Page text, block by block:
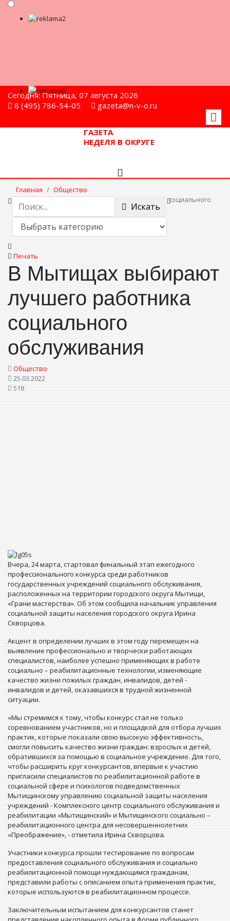
Сегодня: Пятница, 07 августа 2026
8 (495) 786-54-05
gazeta@n-v-o.ru
ГАЗЕТА
НЕДЕЛЯ В ОКРУГЕ
Главная
Общество
В Мытищах выбирают лучшего работника социального
обслуживания
Искать
Печать
В Мытищах выбирают
лучшего работника
социального
обслуживания
Общество
25.03.2022
518
Вчера, 24 марта, стартовал финальный этап ежегодного
профессионального конкурса среди работников
государственных учреждений социального обслуживания,
расположенных на территории городского округа Мытищи,
«Грани мастерства». Об этом сообщила начальник управления
социальной защиты населения городского округа Ирина
Скворцова.
Акцент в определении лучших в этом году перемещен на
выявление профессионально и творчески работающих
специалистов, наиболее успешно применяющих в работе
социально – реабилитационные технологии, изменяющие
качество жизни пожилых граждан, инвалидов, детей -
инвалидов и детей, оказавшихся в трудной жизненной
ситуации.
«Мы стремимся к тому, чтобы конкурс стал не только
соревнованием участников, но и площадкой для отбора лучших
практик, которые показали свою высокую эффективность,
смогли повысить качество жизни граждан: взрослых и детей,
обратившихся за помощью в социальное учреждение. Для того,
чтобы расширить круг конкурсантов, впервые к участию
пригласили специалистов по реабилитационной работе в
социальной сфере и психологов подведомственных
Мытищинскому управлению социальной защиты населения
учреждений - Комплексного центр социального обслуживания и
реабилитации «Мытищинский» и Мытищинского социально –
реабилитационного центра для несовершеннолетних
«Преображение», - отметила Ирина Скворцова.
Участники конкурса прошли тестирование по вопросам
предоставления социального обслуживания и социально
реабилитационной помощи нуждающимся гражданам,
представили работы с описанием опыта применения практик,
которые используются в реабилитационном процессе.
Заключительным испытанием для конкурсантов станет